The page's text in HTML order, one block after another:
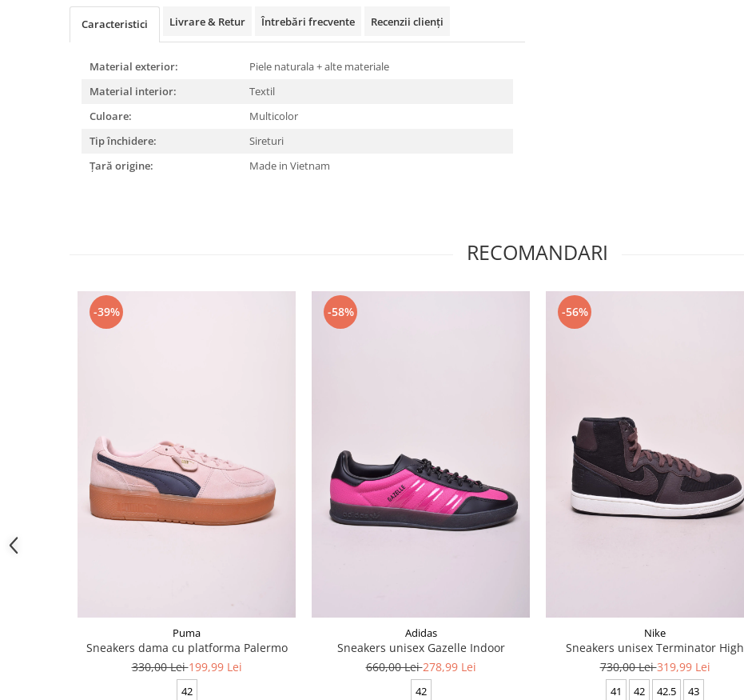
Caracteristici Livrare & Retur Întrebări frecvente Recenzii clienți
Material exterior:
Piele naturala + alte materiale
Material interior:
Textil
Culoare:
Multicolor
Tip închidere:
Sireturi
Țară origine:
Made in Vietnam
RECOMANDARI
-39%
Puma
Sneakers dama cu platforma Palermo
330,00 Lei199,99 Lei
42
-58%
Adidas
Sneakers unisex Gazelle Indoor
660,00 Lei278,99 Lei
42
-56%
Nike
Sneakers unisex Terminator High
730,00 Lei319,99 Lei
41 42 42.5 43